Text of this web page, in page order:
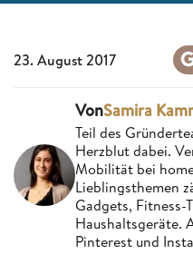
23. August 2017
VonSamira
Teil des
Herzblut dabei.
Mobilität bei
Lieblingsthemen
Gadgets, Fitness-
Haushaltsgeräte.
Pinterest und